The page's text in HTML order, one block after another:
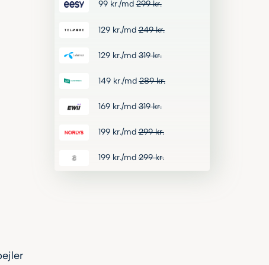
99 kr./md299kr.
129 kr./md249kr.
129 kr./md319kr.
149 kr./md289kr.
169 kr./md319kr.
199 kr./md299kr.
199 kr./md299kr.